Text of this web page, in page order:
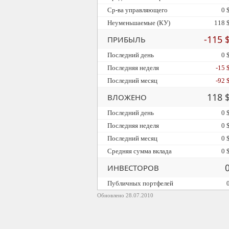
Обновлено 28.07.2010
Ср-ва управляющего
0 $
Неуменьшаемые (КУ)
118 $
ПРИБЫЛЬ -115
Последний день
0 $
Последняя неделя
-15 $
Последний месяц
-92 $
ВЛОЖЕНО 118
Последний день
0 $
Последняя неделя
0 $
Последний месяц
0 $
Средняя сумма вклада
0 $
ИНВЕСТОРОВ
Публичных портфелей 0